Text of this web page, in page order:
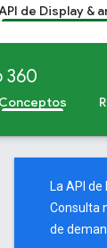
de Display &
360
Conceptos
La API
Consulta
de